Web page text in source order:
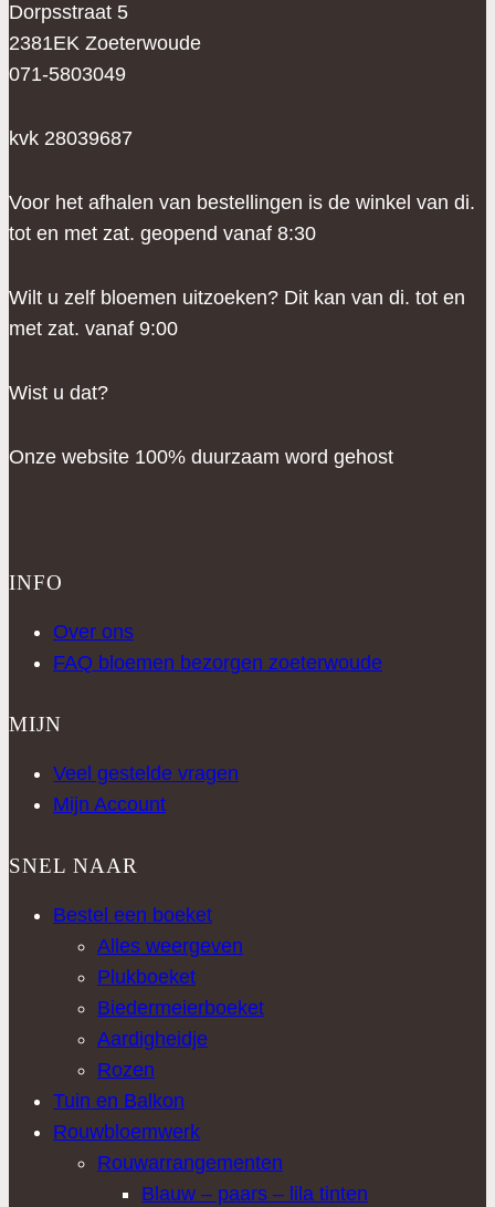
Dorpsstraat 5
2381EK Zoeterwoude
071-5803049
kvk 28039687
Voor het afhalen van bestellingen is de winkel van di.
tot en met zat. geopend vanaf 8:30
Wilt u zelf bloemen uitzoeken? Dit kan van di. tot en
met zat. vanaf 9:00
Wist u dat?
Onze website 100% duurzaam word gehost
INFO
Over ons
FAQ bloemen bezorgen zoeterwoude
MIJN
Veel gestelde vragen
Mijn Account
SNEL NAAR
Bestel een boeket
Alles weergeven
Plukboeket
Biedermeierboeket
Aardigheidje
Rozen
Tuin en Balkon
Rouwbloemwerk
Rouwarrangementen
Blauw – paars – lila tinten